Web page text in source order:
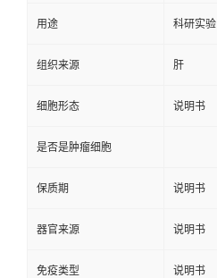
用途 科研实验
组织来源 肝
细胞形态 说明书
是否是肿瘤细胞
保质期 说明书
器官来源 说明书
免疫类型 说明书